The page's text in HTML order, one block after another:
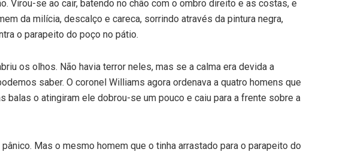
Virou-se ao cair, batendo no chão com o ombro direito e as costas, e
da milícia, descalço e careca, sorrindo através da pintura negra,
o parapeito do poço no pátio.
os olhos. Não havia terror neles, mas se a calma era devida a
saber. O coronel Williams agora ordenava a quatro homens que
balas o atingiram ele dobrou-se um pouco e caiu para a frente sobre a
Mas o mesmo homem que o tinha arrastado para o parapeito do